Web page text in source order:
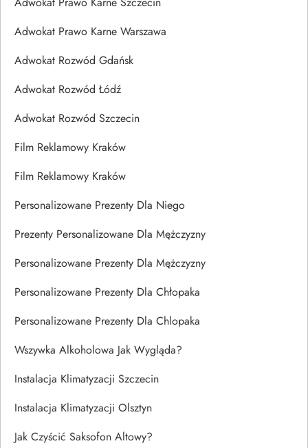
Adwokat Prawo Karne Warszawa
Adwokat Rozwód Gdańsk
Adwokat Rozwód Łódź
Adwokat Rozwód Szczecin
Film Reklamowy Kraków
Film Reklamowy Kraków
Personalizowane Prezenty Dla Niego
Prezenty Personalizowane Dla Mężczyzny
Personalizowane Prezenty Dla Mężczyzny
Personalizowane Prezenty Dla Chłopaka
Personalizowane Prezenty Dla Chlopaka
Wszywka Alkoholowa Jak Wygląda?
Instalacja Klimatyzacji Szczecin
Instalacja Klimatyzacji Olsztyn
Jak Czyścić Saksofon Altowy?